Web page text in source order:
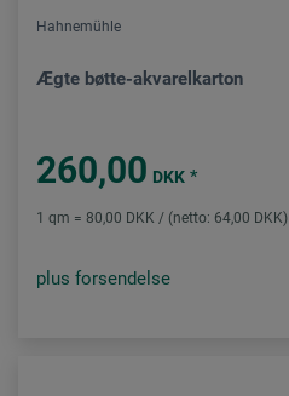
Hahnemühle
Ægte bøtte-akvarelkarton
260,00 DKK *
1 qm = 80,00 DKK / (netto: 64,00 DKK)
plus forsendelse